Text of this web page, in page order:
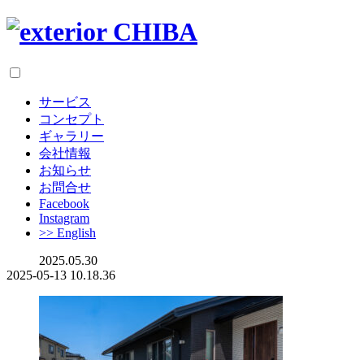
サービス
コンセプト
ギャラリー
会社情報
お知らせ
お問合せ
Facebook
Instagram
>> English
2025.05.30
2025-05-13 10.18.36